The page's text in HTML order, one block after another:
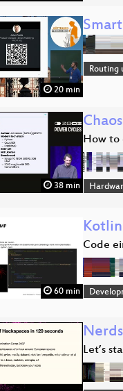
20 min
Routing
38 min
How to
60 min
Code
Let’s